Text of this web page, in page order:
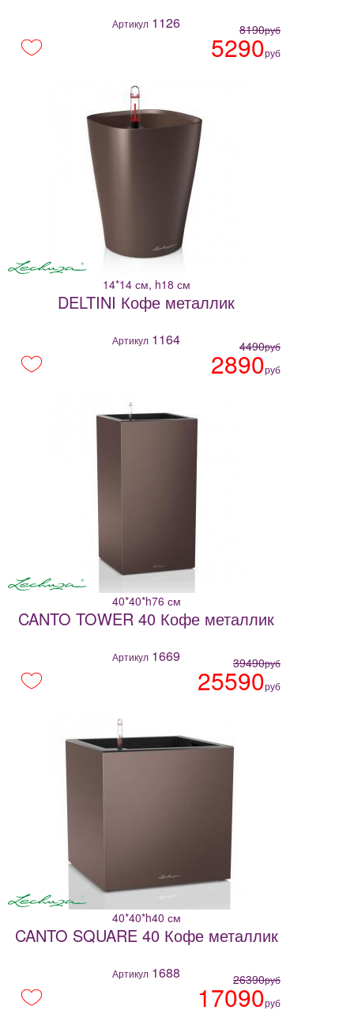
Артикул 1126 8190руб
5290руб
14*14 см, h18 см
DELTINI Кофе металлик
Артикул 1164 4490руб
2890руб
40*40*h76 см
CANTO TOWER 40 Кофе металлик
Артикул 1669 39490руб
25590руб
40*40*h40 см
CANTO SQUARE 40 Кофе металлик
Артикул 1688 26390руб
17090руб